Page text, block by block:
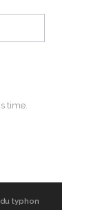
time.
typhon